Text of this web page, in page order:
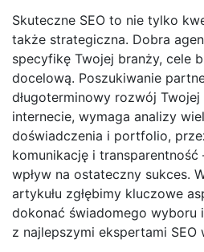
Skuteczne SEO to nie tylko
także strategiczna. Dobra
specyfikę Twojej branży, cele
docelową. Poszukiwanie
długoterminowy rozwój
internecie, wymaga analizy
doświadczenia i portfolio,
komunikację i
wpływ na ostateczny sukces.
artykułu zgłębimy kluczowe
dokonać świadomego wyboru
z najlepszymi ekspertami SEO